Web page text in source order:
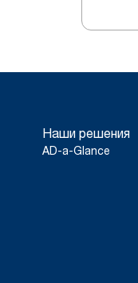
Наши решения
AD-a-Glance